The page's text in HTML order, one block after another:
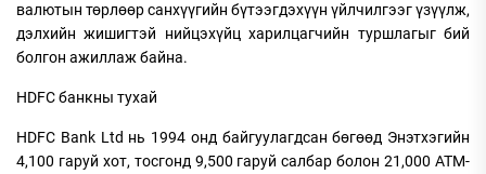
валютын төрлөөр санхүүгийн бүтээгдэхүүн үйлчилгээг үзүүлж,
дэлхийн жишигтэй нийцэхүйц харилцагчийн туршлагыг бий
болгон ажиллаж байна.
HDFC банкны тухай
HDFC Bank Ltd нь 1994 онд байгуулагдсан бөгөөд Энэтхэгийн
4,100 гаруй хот, тосгонд 9,500 гаруй салбар болон 21,000 АТМ-